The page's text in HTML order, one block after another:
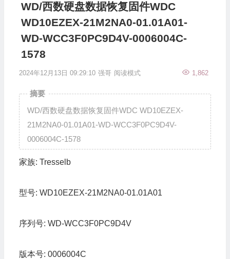
WD/西数硬盘数据恢复固件WDC
WD10EZEX-21M2NA0-01.01A01-
WD-WCC3F0PC9D4V-0006004C-
1578
2024年12月13日 09:29:10 强哥 1,862
阅读模式
摘要
WD/西数硬盘数据恢复固件WDC WD10EZEX-
21M2NA0-01.01A01-WD-WCC3F0PC9D4V-
0006004C-1578
家族: Tresselb
型号: WD10EZEX-21M2NA0-01.01A01
序列号: WD-WCC3F0PC9D4V
版本号: 0006004C